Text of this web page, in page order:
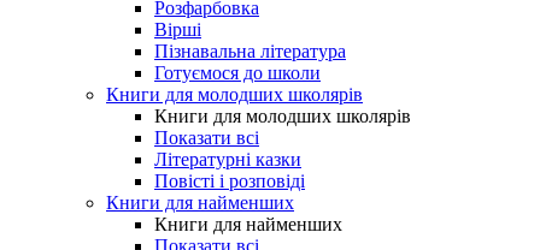
Розфарбовка
Вірші
Пізнавальна література
Готуємося до школи
Книги для молодших школярів
Книги для молодших школярів
Показати всі
Літературні казки
Повісті і розповіді
Книги для найменших
Книги для найменших
Показати всі